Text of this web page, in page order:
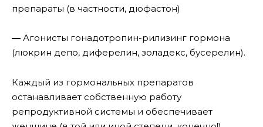
препараты (в частности, дюфастон)
— Агонисты гонадотропин-рилизинг гормона
(люкрин депо, диферелин, золадекс, бусерелин).
Каждый из гормональных препаратов
останавливает собственную работу
репродуктивной системы и обеспечивает